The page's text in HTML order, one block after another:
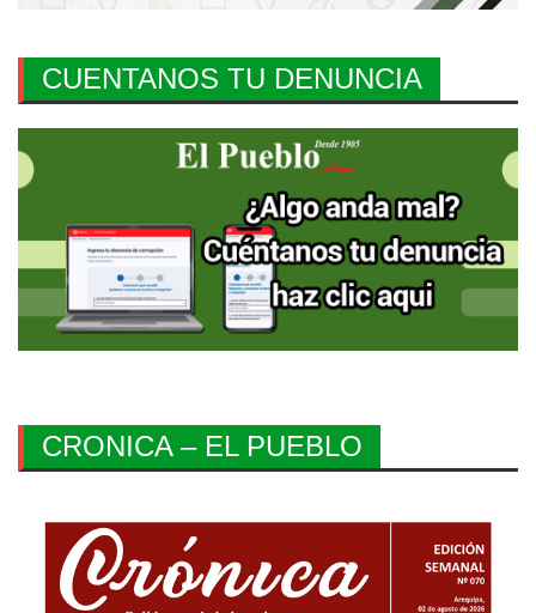
CUENTANOS TU DENUNCIA
CRONICA – EL PUEBLO